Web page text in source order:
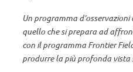
Un programma
quello che si prepara ad
con il programma Frontier
produrre la più profonda